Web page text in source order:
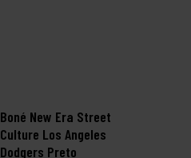
Boné New Era Street
Culture Los Angeles
Dodgers Preto